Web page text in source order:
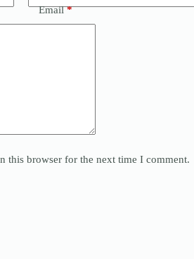
Email*
this browser for the next time I comment.